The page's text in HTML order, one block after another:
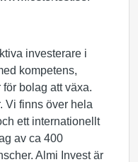
investerare i
kompetens,
bolag att växa.
Vi finns över hela
ett internationellt
av ca 400
Almi Invest är